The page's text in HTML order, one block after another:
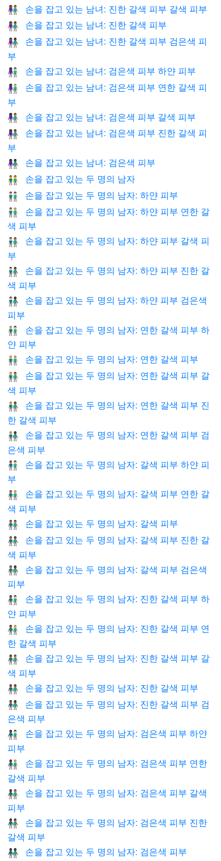
👩🏾‍🤝‍👨🏽 손을 잡고 있는 남녀: 진한 갈색 피부 갈색 피부
👫🏾 손을 잡고 있는 남녀: 진한 갈색 피부
👩🏾‍🤝‍👨🏿
손을 잡고 있는 남녀: 진한 갈색 피부 검은색 피
부
👩🏿‍🤝‍👨🏻 손을 잡고 있는 남녀: 검은색 피부 하얀 피부
👩🏿‍🤝‍👨🏼
손을 잡고 있는 남녀: 검은색 피부 연한 갈색 피
부
👩🏿‍🤝‍👨🏽 손을 잡고 있는 남녀: 검은색 피부 갈색 피부
👩🏿‍🤝‍👨🏾
손을 잡고 있는 남녀: 검은색 피부 진한 갈색 피
부
👫🏿 손을 잡고 있는 남녀: 검은색 피부
👬 손을 잡고 있는 두 명의 남자
👬🏻 손을 잡고 있는 두 명의 남자: 하얀 피부
👨🏻‍🤝‍👨🏼
손을 잡고 있는 두 명의 남자: 하얀 피부 연한 갈
색 피부
👨🏻‍🤝‍👨🏽
손을 잡고 있는 두 명의 남자: 하얀 피부 갈색 피
부
👨🏻‍🤝‍👨🏾
손을 잡고 있는 두 명의 남자: 하얀 피부 진한 갈
색 피부
👨🏻‍🤝‍👨🏿
손을 잡고 있는 두 명의 남자: 하얀 피부 검은색
피부
👨🏼‍🤝‍👨🏻
손을 잡고 있는 두 명의 남자: 연한 갈색 피부 하
얀 피부
👬🏼 손을 잡고 있는 두 명의 남자: 연한 갈색 피부
👨🏼‍🤝‍👨🏽
손을 잡고 있는 두 명의 남자: 연한 갈색 피부 갈
색 피부
👨🏼‍🤝‍👨🏾
손을 잡고 있는 두 명의 남자: 연한 갈색 피부 진
한 갈색 피부
👨🏼‍🤝‍👨🏿
손을 잡고 있는 두 명의 남자: 연한 갈색 피부 검
은색 피부
👨🏽‍🤝‍👨🏻
손을 잡고 있는 두 명의 남자: 갈색 피부 하얀 피
부
👨🏽‍🤝‍👨🏼
손을 잡고 있는 두 명의 남자: 갈색 피부 연한 갈
색 피부
👬🏽 손을 잡고 있는 두 명의 남자: 갈색 피부
👨🏽‍🤝‍👨🏾
손을 잡고 있는 두 명의 남자: 갈색 피부 진한 갈
색 피부
👨🏽‍🤝‍👨🏿
손을 잡고 있는 두 명의 남자: 갈색 피부 검은색
피부
👨🏾‍🤝‍👨🏻
손을 잡고 있는 두 명의 남자: 진한 갈색 피부 하
얀 피부
👨🏾‍🤝‍👨🏼
손을 잡고 있는 두 명의 남자: 진한 갈색 피부 연
한 갈색 피부
👨🏾‍🤝‍👨🏽
손을 잡고 있는 두 명의 남자: 진한 갈색 피부 갈
색 피부
👬🏾 손을 잡고 있는 두 명의 남자: 진한 갈색 피부
👨🏾‍🤝‍👨🏿
손을 잡고 있는 두 명의 남자: 진한 갈색 피부 검
은색 피부
👨🏿‍🤝‍👨🏻
손을 잡고 있는 두 명의 남자: 검은색 피부 하얀
피부
👨🏿‍🤝‍👨🏼
손을 잡고 있는 두 명의 남자: 검은색 피부 연한
갈색 피부
👨🏿‍🤝‍👨🏽
손을 잡고 있는 두 명의 남자: 검은색 피부 갈색
피부
👨🏿‍🤝‍👨🏾
손을 잡고 있는 두 명의 남자: 검은색 피부 진한
갈색 피부
👬🏿 손을 잡고 있는 두 명의 남자: 검은색 피부